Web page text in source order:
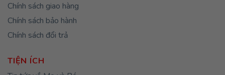
Chính sách giao hàng
Chính sách bảo hành
Chính sách đổi trả
TIỆN ÍCH